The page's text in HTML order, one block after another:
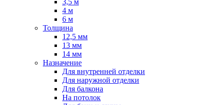
3,5 м
4 м
6 м
Толщина
12,5 мм
13 мм
14 мм
Назначение
Для внутренней отделки
Для наружной отделки
Для балкона
На потолок